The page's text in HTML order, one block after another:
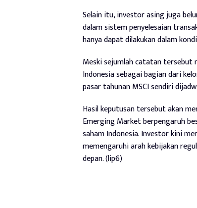
Selain itu, investor asing juga
dalam sistem penyelesaian
hanya dapat dilakukan dalam
Meski sejumlah catatan tersebut
Indonesia sebagai bagian dari
pasar tahunan MSCI sendiri
Hasil keputusan tersebut akan
Emerging Market berpengaruh
saham Indonesia. Investor kini
memengaruhi arah kebijakan
depan. (lip6)